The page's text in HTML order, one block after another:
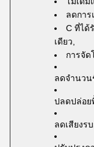
ลดการ
C ที่ได้
เดียว,
การจัด
ลดจำนว
ปลดปล่อ
ลดเสียงร